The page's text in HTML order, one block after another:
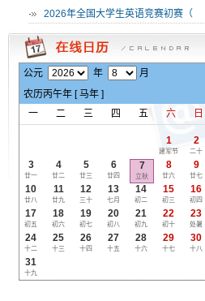
· 2026年全国大学生英语竞赛初赛（
公元 年
月
农历丙午年 [马年 ]
一
二 三 四 五 六 日
1
建军节
2
二十
3
廿一
4
廿二
5
廿三
6
廿四
7
立秋
8
廿六
9
廿七
10
廿八
11
廿九
12
三十
13
七月
14
初二
15
初三
16
初四
17
初五
18
初六
19
初七
20
初八
21
初九
22
初十
23
处暑
24
十二
25
十三
26
十四
27
十五
28
十六
29
十七
30
十八
31
十九